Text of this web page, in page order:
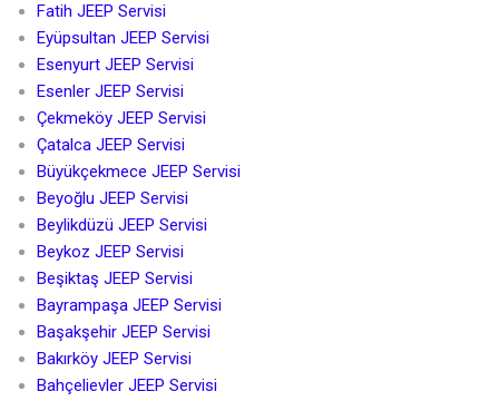
Fatih JEEP Servisi
Eyüpsultan JEEP Servisi
Esenyurt JEEP Servisi
Esenler JEEP Servisi
Çekmeköy JEEP Servisi
Çatalca JEEP Servisi
Büyükçekmece JEEP Servisi
Beyoğlu JEEP Servisi
Beylikdüzü JEEP Servisi
Beykoz JEEP Servisi
Beşiktaş JEEP Servisi
Bayrampaşa JEEP Servisi
Başakşehir JEEP Servisi
Bakırköy JEEP Servisi
Bahçelievler JEEP Servisi